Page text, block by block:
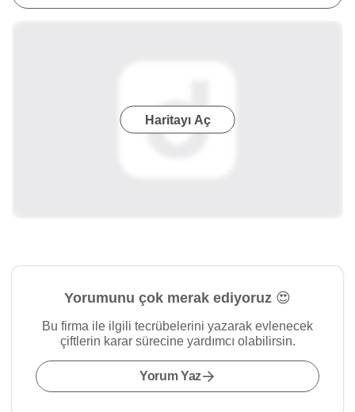
Haritayı Aç
Yorumunu çok merak ediyoruz 😍
Bu firma ile ilgili tecrübelerini yazarak evlenecek
çiftlerin karar sürecine yardımcı olabilirsin.
Yorum Yaz